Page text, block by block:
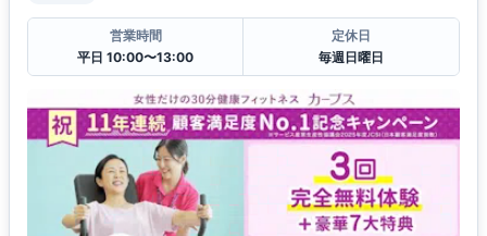
営業時間
平日 10:00〜13:00
定休日
毎週日曜日